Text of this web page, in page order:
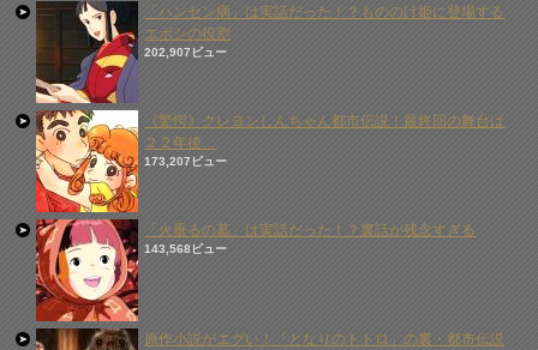
「ハンセン病」は実話だった！？もののけ姫に登場する
エボシの役割
202,907ビュー
《驚愕》クレヨンしんちゃん都市伝説！最終回の舞台は
２２年後…
173,207ビュー
「火垂るの墓」は実話だった！？裏話が残念すぎる
143,568ビュー
原作小説がエグい！「となりのトトロ」の裏・都市伝説